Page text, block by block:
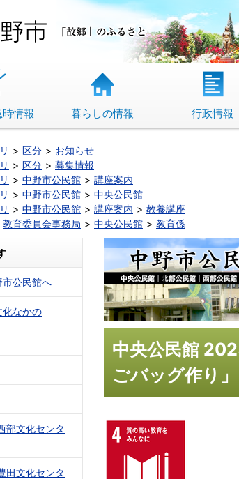
中野市 「故郷」
情報 暮らしの情報 行政情報
区分
お知らせ
区分
募集情報
中野市公民館
講座案内
中野市公民館
中央公民館
中野市公民館 講座案内
教養講座
教育委員会事務局 中央公民館 教育係
中央公民館
ごバッグ作り」
市公民館へ
なかの
部文化センタ
田文化センタ